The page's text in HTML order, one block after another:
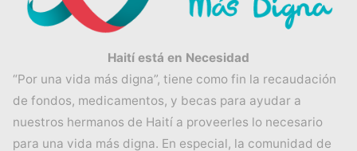
Haití está en Necesidad
“Por una vida más digna”, tiene como fin la recaudación
de fondos, medicamentos, y becas para ayudar a
nuestros hermanos de Haití a proveerles lo necesario
para una vida más digna. En especial, la comunidad de